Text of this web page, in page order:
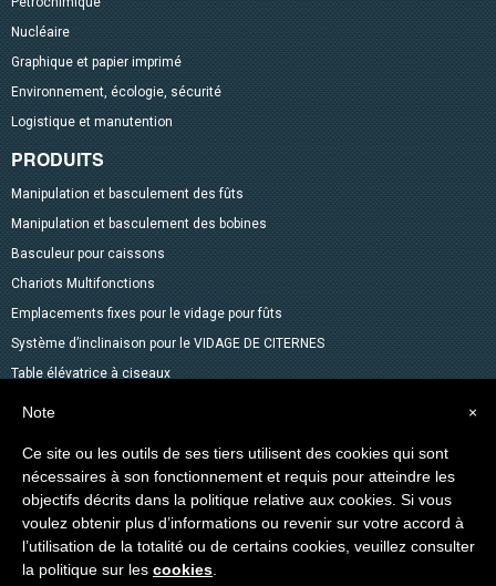
Nucléaire
Graphique et papier imprimé
Environnement, écologie, sécurité
Logistique et manutention
PRODUITS
Manipulation et basculement des fûts
Manipulation et basculement des bobines
Basculeur pour caissons
Chariots Multifonctions
Emplacements fixes pour le vidage pour fûts
Système d’inclinaison pour le VIDAGE DE CITERNES
Table élévatrice à ciseaux
Mélangeurs
Gerbeurs avec fonction transpalette
Autres produits dans le catalogue
Levage des Matériaux
Produits spéciaux
×
Note
Ce site ou les outils de ses tiers utilisent des cookies qui sont
nécessaires à son fonctionnement et requis pour atteindre les
objectifs décrits dans la politique relative aux cookies. Si vous
voulez obtenir plus d’informations ou revenir sur votre accord à
l’utilisation de la totalité ou de certains cookies, veuillez consulter
la politique sur les cookies